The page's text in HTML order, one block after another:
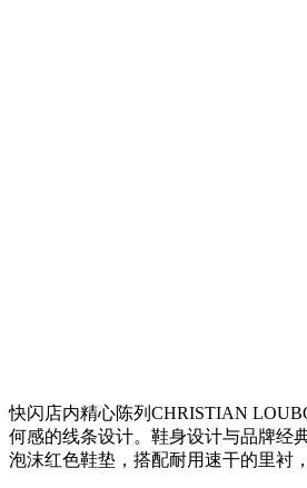
快闪店内精心陈列CHRISTIAN
何感的线条设计。鞋身设计与品牌经
泡沫红色鞋垫，搭配耐用速干的里衬